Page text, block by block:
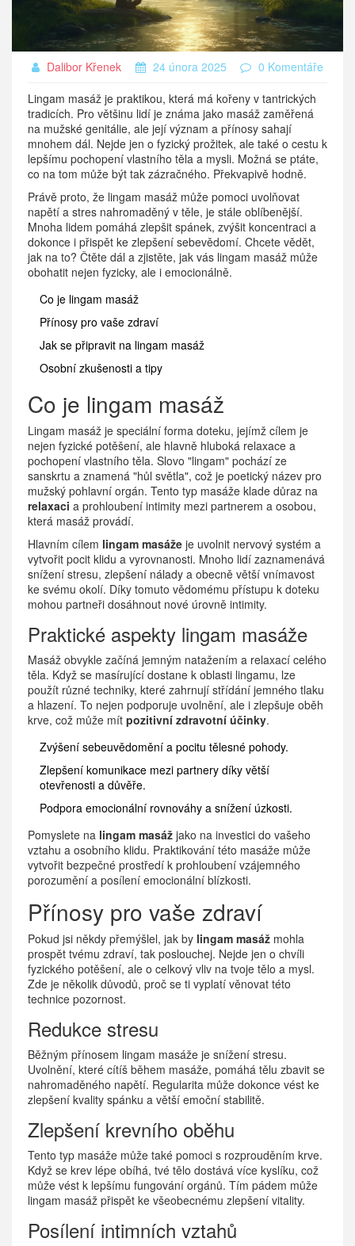
Dalibor Křenek 24 února 2025
0 Komentáře
Lingam masáž je praktikou, která má kořeny v tantrických
tradicích. Pro většinu lidí je známa jako masáž zaměřená
na mužské genitálie, ale její význam a přínosy sahají
mnohem dál. Nejde jen o fyzický prožitek, ale také o cestu k
lepšímu pochopení vlastního těla a mysli. Možná se ptáte,
co na tom může být tak zázračného. Překvapivě hodně.
Právě proto, že lingam masáž může pomoci uvolňovat
napětí a stres nahromaděný v těle, je stále oblíbenější.
Mnoha lidem pomáhá zlepšit spánek, zvýšit koncentraci a
dokonce i přispět ke zlepšení sebevědomí. Chcete vědět,
jak na to? Čtěte dál a zjistěte, jak vás lingam masáž může
obohatit nejen fyzicky, ale i emocionálně.
Co je lingam masáž
Přínosy pro vaše zdraví
Jak se připravit na lingam masáž
Osobní zkušenosti a tipy
Co je lingam masáž
Lingam masáž je speciální forma doteku, jejímž cílem je
nejen fyzické potěšení, ale hlavně hluboká relaxace a
pochopení vlastního těla. Slovo "lingam" pochází ze
sanskrtu a znamená "hůl světla", což je poetický název pro
mužský pohlavní orgán. Tento typ masáže klade důraz na
relaxaci a prohloubení intimity mezi partnerem a osobou,
která masáž provádí.
Hlavním cílem lingam masáže je uvolnit nervový systém a
vytvořit pocit klidu a vyrovnanosti. Mnoho lidí zaznamenává
snížení stresu, zlepšení nálady a obecně větší vnímavost
ke svému okolí. Díky tomuto vědomému přístupu k doteku
mohou partneři dosáhnout nové úrovně intimity.
Praktické aspekty lingam masáže
Masáž obvykle začíná jemným natažením a relaxací celého
těla. Když se masírující dostane k oblasti lingamu, lze
použít různé techniky, které zahrnují střídání jemného tlaku
a hlazení. To nejen podporuje uvolnění, ale i zlepšuje oběh
krve, což může mít pozitivní zdravotní účinky.
Zvýšení sebeuvědomění a pocitu tělesné pohody.
Zlepšení komunikace mezi partnery díky větší
otevřenosti a důvěře.
Podpora emocionální rovnováhy a snížení úzkosti.
Pomyslete na lingam masáž jako na investici do vašeho
vztahu a osobního klidu. Praktikování této masáže může
vytvořit bezpečné prostředí k prohloubení vzájemného
porozumění a posílení emocionální blízkosti.
Přínosy pro vaše zdraví
Pokud jsi někdy přemýšlel, jak by lingam masáž mohla
prospět tvému zdraví, tak poslouchej. Nejde jen o chvíli
fyzického potěšení, ale o celkový vliv na tvoje tělo a mysl.
Zde je několik důvodů, proč se ti vyplatí věnovat této
technice pozornost.
Redukce stresu
Běžným přínosem lingam masáže je snížení stresu.
Uvolnění, které cítíš během masáže, pomáhá tělu zbavit se
nahromaděného napětí. Regularita může dokonce vést ke
zlepšení kvality spánku a větší emoční stabilitě.
Zlepšení krevního oběhu
Tento typ masáže může také pomoci s rozprouděním krve.
Když se krev lépe obíhá, tvé tělo dostává více kyslíku, což
může vést k lepšímu fungování orgánů. Tím pádem může
lingam masáž přispět ke všeobecnému zlepšení vitality.
Posílení intimních vztahů